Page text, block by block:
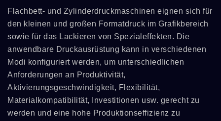
Flachbett- und Zylinderdruckmaschinen eignen sich für
den kleinen und großen Formatdruck im Grafikbereich
sowie für das Lackieren von Spezialeffekten. Die
anwendbare Druckausrüstung kann in verschiedenen
Modi konfiguriert werden, um unterschiedlichen
Anforderungen an Produktivität,
Aktivierungsgeschwindigkeit, Flexibilität,
Materialkompatibilität, Investitionen usw. gerecht zu
werden und eine hohe Produktionseffizienz zu